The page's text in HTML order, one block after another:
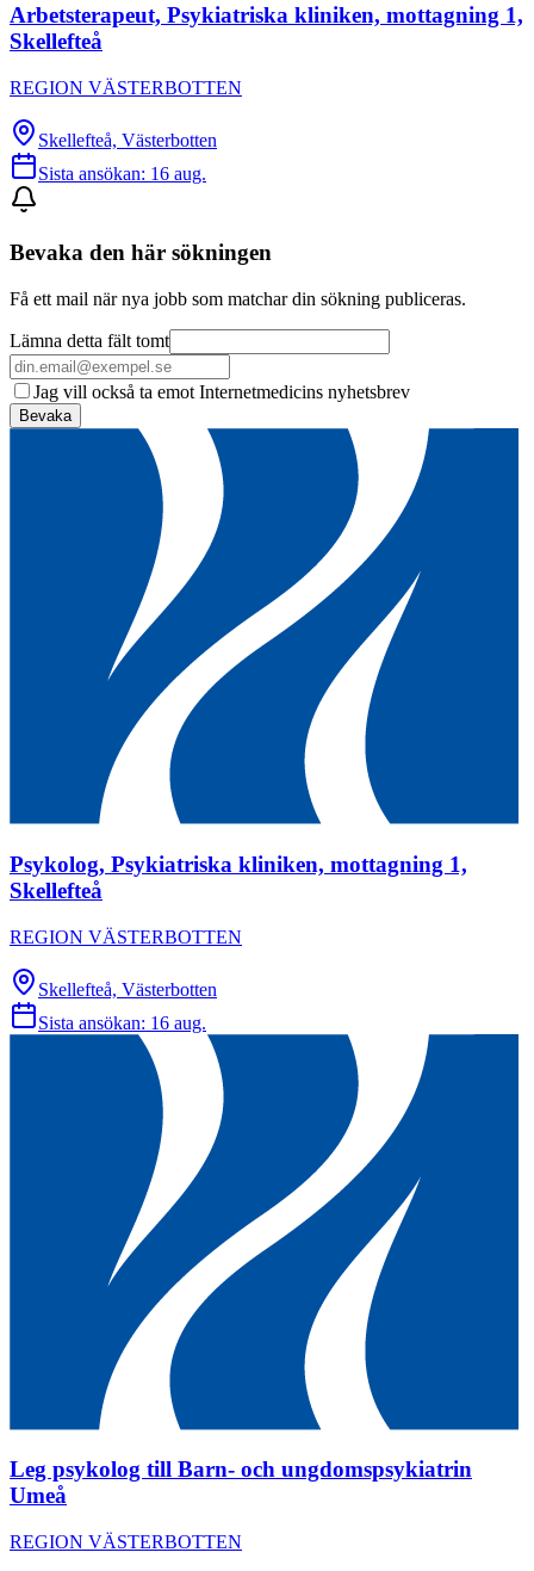
Arbetsterapeut, Psykiatriska kliniken, mottagning 1,
Skellefteå
REGION VÄSTERBOTTEN
Skellefteå, Västerbotten
Sista ansökan: 16 aug.
Bevaka den här sökningen
Få ett mail när nya jobb som matchar din sökning publiceras.
Lämna detta fält tomt
Jag vill också ta emot Internetmedicins nyhetsbrev
Bevaka
Psykolog, Psykiatriska kliniken, mottagning 1,
Skellefteå
REGION VÄSTERBOTTEN
Skellefteå, Västerbotten
Sista ansökan: 16 aug.
Leg psykolog till Barn- och ungdomspsykiatrin
Umeå
REGION VÄSTERBOTTEN